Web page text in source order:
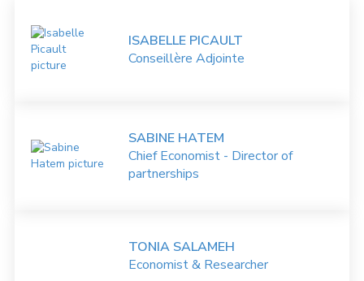
ISABELLE PICAULT
Conseillère Adjointe
SABINE HATEM
Chief Economist - Director of
partnerships
TONIA SALAMEH
Economist & Researcher